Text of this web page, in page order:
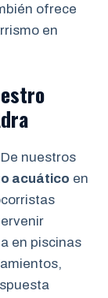
ofrece
en
De nuestros
acuático en
en piscinas